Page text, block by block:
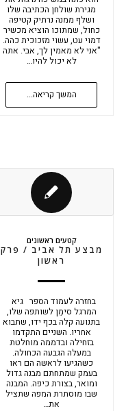
מגירת שולחן הכתיבה שלו
ושלף ממנה נרתיק קטיפה
כחול, שמתוכו הוציא מכשיר
דמוי עט, עשוי מזכוכית כהה.
"אני לא מאמין לך, אבי. אתה
לא יכול להיו…
המשך קריאה...
קטעים ראשונים
מבצע תל אביב / פרק
ראשון
בחזרה לעמוד הספר גיא
המרגל סימֵן לשותפה שלו,
בתנועה קלה בכף ידו, שתבוא
אחריו. השניים התקדמו
בזחילה ובדממה מוחלטת
במעלה הגבעה הכחולה.
כשהגיעו לראשה הם ראו
בעמק שמתחתם מבנה גדול
ומואר, בצורת כיפה. המבנה
שבו מוסתרת המפה שתציל
את…